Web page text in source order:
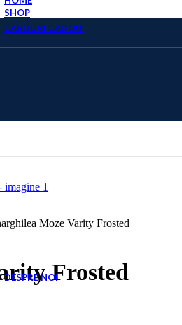
SHOP
CARDURI CADOU
CARD CADOU 500 LEI
DESPRE NOI
Moze Varity Frosted
Frosted